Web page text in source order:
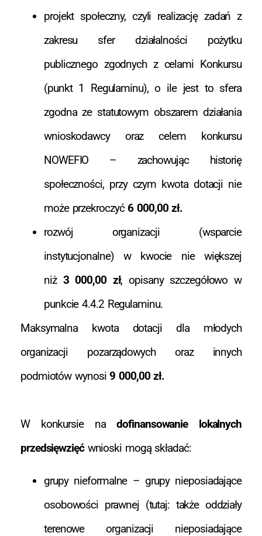
projekt społeczny, czyli realizację zadań z
zakresu sfer działalności pożytku
publicznego zgodnych z celami Konkursu
(punkt 1 Regulaminu), o ile jest to sfera
zgodna ze statutowym obszarem działania
wnioskodawcy oraz celem konkursu
NOWEFIO – zachowując historię
społeczności, przy czym kwota dotacji nie
może przekroczyć 6 000,00 zł.
rozwój organizacji (wsparcie
instytucjonalne) w kwocie nie większej
niż 3 000,00 zł, opisany szczegółowo w
punkcie 4.4.2 Regulaminu.
Maksymalna kwota dotacji dla młodych
organizacji pozarządowych oraz innych
podmiotów wynosi9 000,00 zł.
W konkursie nadofinansowanie lokalnych
przedsięwzięćwnioski mogą składać:
grupy nieformalne – grupy nieposiadające
osobowości prawnej (tutaj: także oddziały
terenowe organizacji nieposiadające